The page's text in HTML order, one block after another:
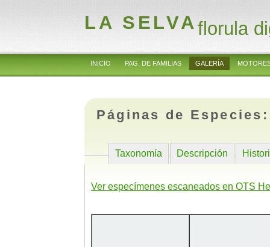
LA SELVAflorula
INICIO PAG. DE FAMILIAS GALERÍA
Páginas de
Taxonomía Descripción
Ver especímenes escaneados en OTS